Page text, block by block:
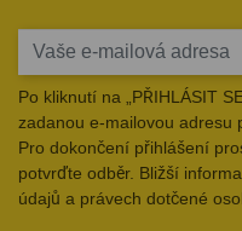
Po kliknutí na „PŘIHLÁSIT
zadanou e-mailovou adresu
Pro dokončení přihlášení
potvrďte odběr. Bližší
údajů a právech dotčené